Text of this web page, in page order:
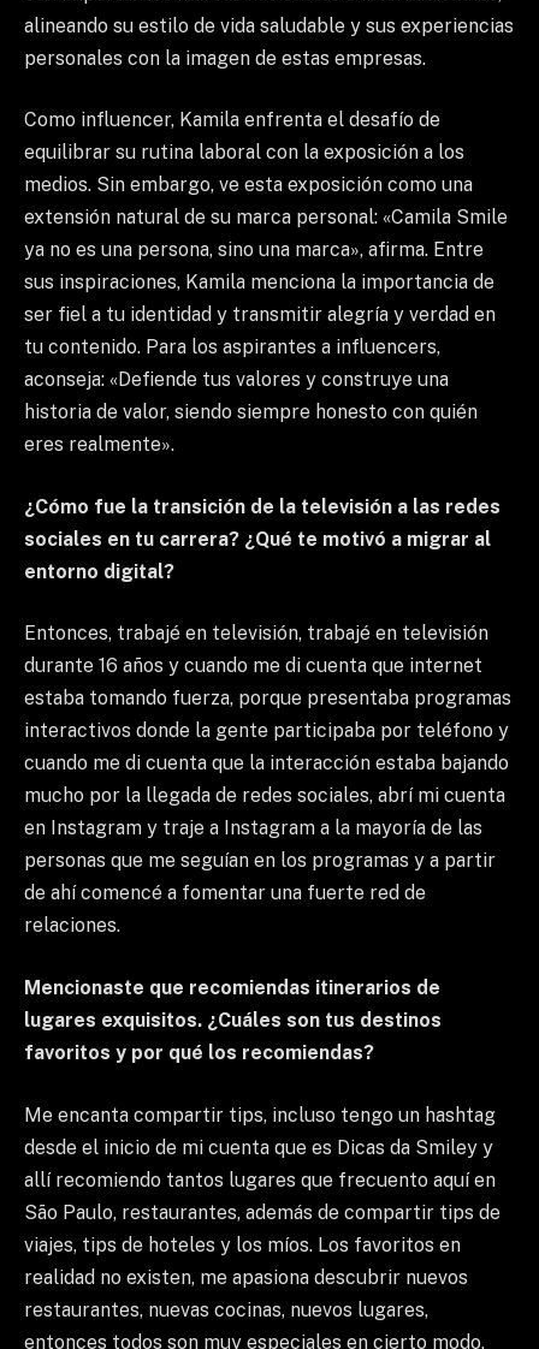
alineando su estilo de vida saludable y sus experiencias
personales con la imagen de estas empresas.
Como influencer, Kamila enfrenta el desafío de
equilibrar su rutina laboral con la exposición a los
medios. Sin embargo, ve esta exposición como una
extensión natural de su marca personal: «Camila Smile
ya no es una persona, sino una marca», afirma. Entre
sus inspiraciones, Kamila menciona la importancia de
ser fiel a tu identidad y transmitir alegría y verdad en
tu contenido. Para los aspirantes a influencers,
aconseja: «Defiende tus valores y construye una
historia de valor, siendo siempre honesto con quién
eres realmente».
¿Cómo fue la transición de la televisión a las redes
sociales en tu carrera? ¿Qué te motivó a migrar al
entorno digital?
Entonces, trabajé en televisión, trabajé en televisión
durante 16 años y cuando me di cuenta que internet
estaba tomando fuerza, porque presentaba programas
interactivos donde la gente participaba por teléfono y
cuando me di cuenta que la interacción estaba bajando
mucho por la llegada de redes sociales, abrí mi cuenta
en Instagram y traje a Instagram a la mayoría de las
personas que me seguían en los programas y a partir
de ahí comencé a fomentar una fuerte red de
relaciones.
Mencionaste que recomiendas itinerarios de
lugares exquisitos. ¿Cuáles son tus destinos
favoritos y por qué los recomiendas?
Me encanta compartir tips, incluso tengo un hashtag
desde el inicio de mi cuenta que es Dicas da Smiley y
allí recomiendo tantos lugares que frecuento aquí en
São Paulo, restaurantes, además de compartir tips de
viajes, tips de hoteles y los míos. Los favoritos en
realidad no existen, me apasiona descubrir nuevos
restaurantes, nuevas cocinas, nuevos lugares,
entonces todos son muy especiales en cierto modo,